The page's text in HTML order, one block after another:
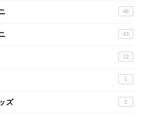
46
43
12
1
ズ 2